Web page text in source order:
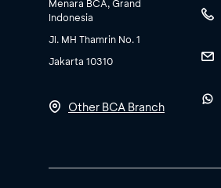
Menara BCA, Grand
Indonesia
Jl. MH Thamrin No. 1
Jakarta 10310
Other BCA Branch